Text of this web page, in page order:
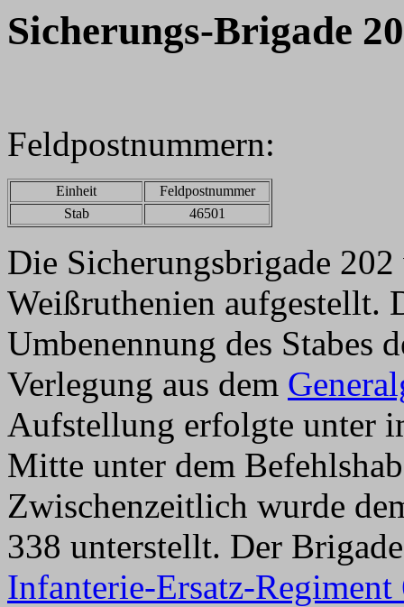
Sicherungs-Brigade
Feldpostnummern:
Einheit
Feldpostnummer
Stab
46501
Die Sicherungsbrigade
Weißruthenien aufgestellt.
Umbenennung des Stabes
Verlegung aus dem
Aufstellung erfolgte unter
Mitte unter dem
Zwischenzeitlich wurde
338 unterstellt. Der
Infanterie-Ersatz-Regiment